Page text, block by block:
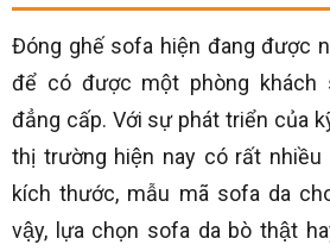
Đóng ghế sofa hiện đang được
để có được một phòng khách
đẳng cấp. Với sự phát triển của
thị trường hiện nay có rất nhiều
kích thước, mẫu mã sofa da
vậy, lựa chọn sofa da bò thật